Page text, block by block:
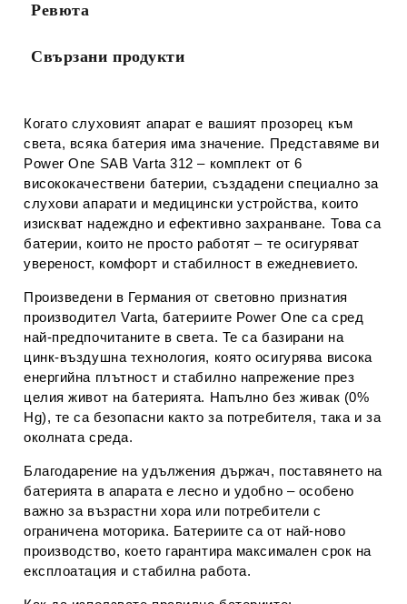
Ревюта
Свързани продукти
Когато слуховият апарат е вашият прозорец към
света, всяка батерия има значение. Представяме ви
Power One SAB Varta 312 – комплект от 6
висококачествени батерии, създадени специално за
слухови апарати и медицински устройства, които
изискват надеждно и ефективно захранване. Това са
батерии, които не просто работят – те осигуряват
увереност, комфорт и стабилност в ежедневието.
Произведени в Германия от световно признатия
производителVarta, батериите Power One са сред
най-предпочитаните в света. Те са базирани на
цинк-въздушна технология, която осигурява висока
енергийна плътност и стабилно напрежение през
целия живот на батерията. Напълнобез живак (0%
Hg), те са безопасни както за потребителя, така и за
околната среда.
Благодарение на удължения държач, поставянето на
батерията в апарата е лесно и удобно – особено
важно за възрастни хора или потребители с
ограничена моторика. Батериите са от най-ново
производство, което гарантира максимален срок на
експлоатация и стабилна работа.